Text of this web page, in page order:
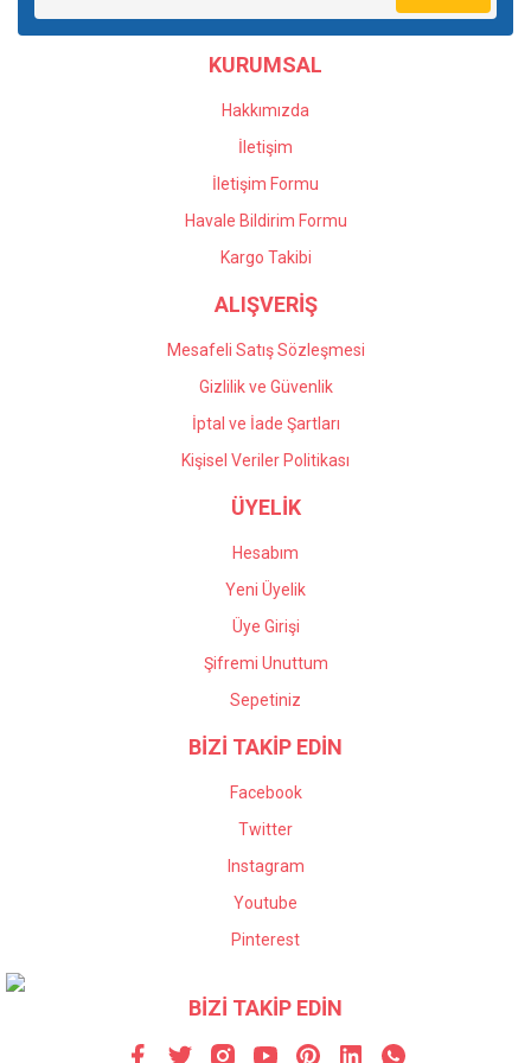
KURUMSAL
Hakkımızda
İletişim
İletişim Formu
Havale Bildirim Formu
Kargo Takibi
ALIŞVERİŞ
Mesafeli Satış Sözleşmesi
Gizlilik ve Güvenlik
İptal ve İade Şartları
Kişisel Veriler Politikası
ÜYELİK
Hesabım
Yeni Üyelik
Üye Girişi
Şifremi Unuttum
Sepetiniz
BİZİ TAKİP EDİN
Facebook
Twitter
Instagram
Youtube
Pinterest
BİZİ TAKİP EDİN